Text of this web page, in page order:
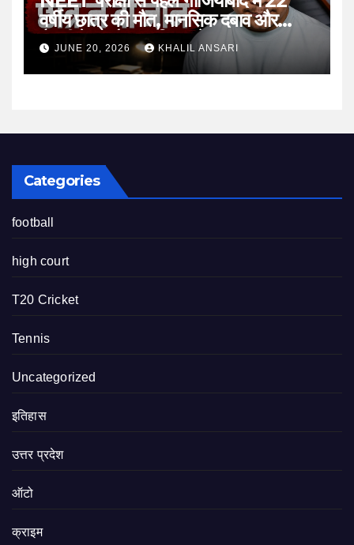
वर्षीय छात्र की मौत, मानसिक दबाव और
तैयारी के माहौल पर फिर उठे सवाल
JUNE 20, 2026 KHALIL ANSARI
Categories
football
high court
T20 Cricket
Tennis
Uncategorized
इतिहास
उत्तर प्रदेश
ऑटो
क्राइम